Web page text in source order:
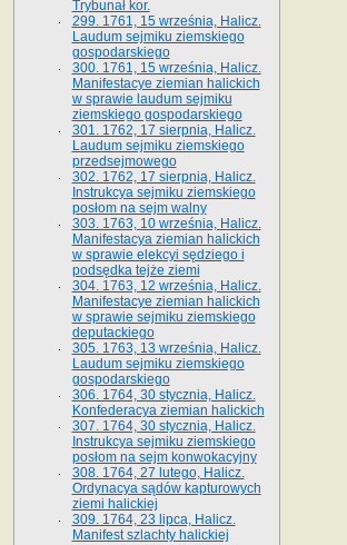
Trybunał kor.
299. 1761, 15 września, Halicz.
Laudum sejmiku ziemskiego
gospodarskiego
300. 1761, 15 września, Halicz.
Manifestacye ziemian halickich
w sprawie laudum sejmiku
ziemskiego gospodarskiego
301. 1762, 17 sierpnia, Halicz.
Laudum sejmiku ziemskiego
przedsejmowego
302. 1762, 17 sierpnia, Halicz.
Instrukcya sejmiku ziemskiego
posłom na sejm walny
303. 1763, 10 września, Halicz.
Manifestacya ziemian halickich
w sprawie elekcyi sędziego i
podsędka tejże ziemi
304. 1763, 12 września, Halicz.
Manifestacye ziemian halickich
w sprawie sejmiku ziemskiego
deputackiego
305. 1763, 13 września, Halicz.
Laudum sejmiku ziemskiego
gospodarskiego
306. 1764, 30 stycznia, Halicz.
Konfederacya ziemian halickich
307. 1764, 30 stycznia, Halicz.
Instrukcya sejmiku ziemskiego
posłom na sejm konwokacyjny
308. 1764, 27 lutego, Halicz.
Ordynacya sądów kapturowych
ziemi halickiej
309. 1764, 23 lipca, Halicz.
Manifest szlachty halickiej